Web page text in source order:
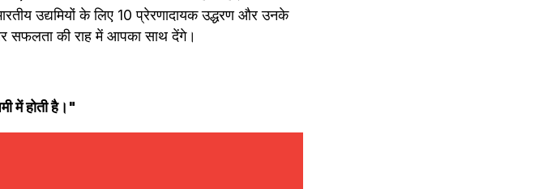
उद्यमियों के लिए 10 प्रेरणादायक उद्धरण और उनके
सफलता की राह में आपका साथ देंगे।
में होती है।"